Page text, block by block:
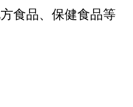
食品、保健食品等